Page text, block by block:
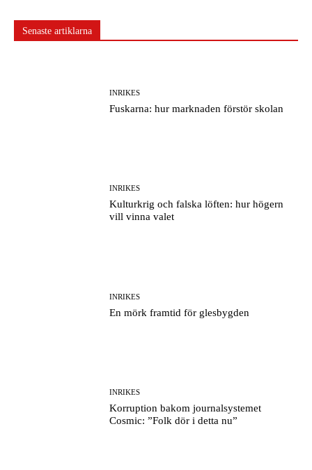
Senaste artiklarna
INRIKES
Fuskarna: hur marknaden förstör skolan
INRIKES
Kulturkrig och falska löften: hur högern
vill vinna valet
INRIKES
En mörk framtid för glesbygden
INRIKES
Korruption bakom journalsystemet
Cosmic: ”Folk dör i detta nu”